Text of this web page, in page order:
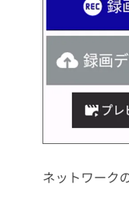
ネットワーク